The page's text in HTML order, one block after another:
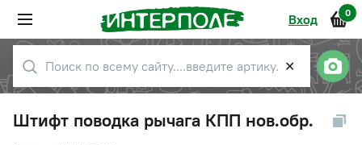
Вход 0
✕
Штифт поводка рычага КПП нов.обр.